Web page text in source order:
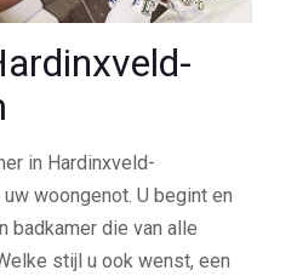
in Hardinxveld-
woongenot. U begint en
badkamer die van alle
stijl u ook wenst, een